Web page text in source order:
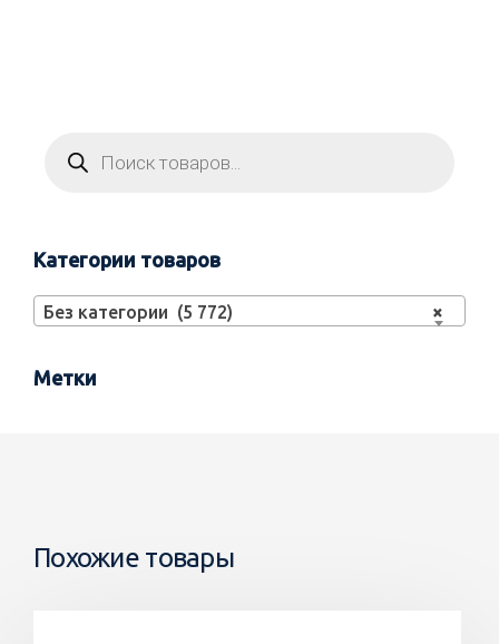
Категории товаров
×
Без категории (5 772)
Метки
Похожие товары